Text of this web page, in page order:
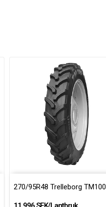
270/95R48 Trelleborg TM100